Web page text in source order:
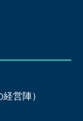
営陣）